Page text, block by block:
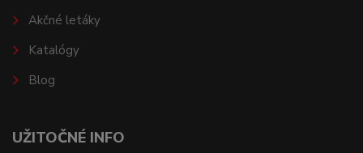
Akčné letáky
Katalógy
Blog
UŽITOČNÉ INFO